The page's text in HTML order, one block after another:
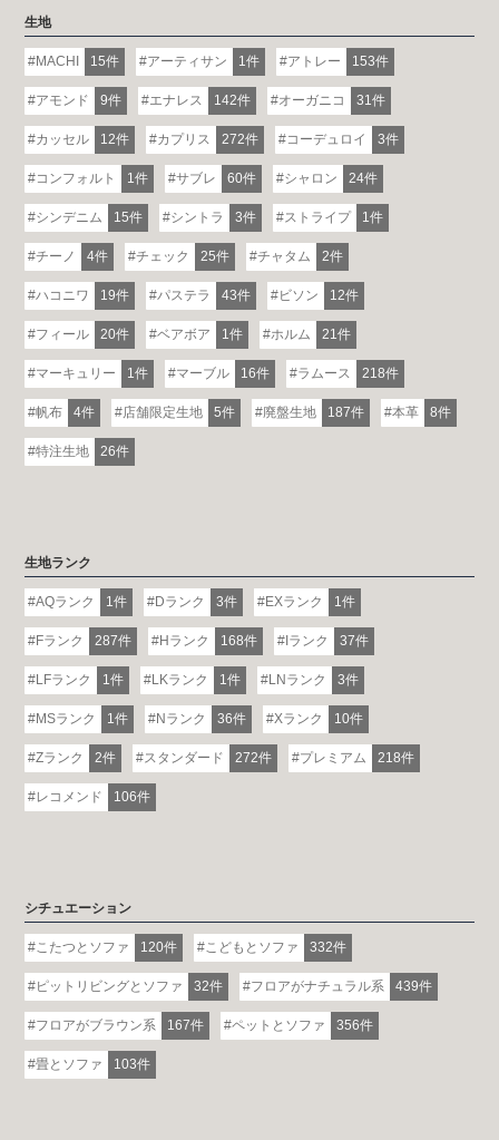
生地
MACHI 15件 アーティサン 1件 アトレー 153件
アモンド 9件 エナレス 142件 オーガニコ 31件
カッセル 12件 カプリス 272件 コーデュロイ 3件
コンフォルト 1件 サブレ 60件 シャロン 24件
シンデニム 15件 シントラ 3件 ストライプ 1件
チーノ 4件 チェック 25件 チャタム 2件
ハコニワ 19件 パステラ 43件 ビソン 12件
フィール 20件 ベアボア 1件 ホルム 21件
マーキュリー 1件 マーブル 16件 ラムース 218件
帆布 4件 店舗限定生地 5件 廃盤生地 187件 本革 8件
特注生地 26件
生地ランク
AQランク 1件 Dランク 3件 EXランク 1件
Fランク 287件 Hランク 168件 Iランク 37件
LFランク 1件 LKランク 1件 LNランク 3件
MSランク 1件 Nランク 36件 Xランク 10件
Zランク 2件 スタンダード 272件 プレミアム 218件
レコメンド 106件
シチュエーション
こたつとソファ 120件 こどもとソファ 332件
ピットリビングとソファ 32件 フロアがナチュラル系 439件
フロアがブラウン系 167件 ペットとソファ 356件
畳とソファ 103件